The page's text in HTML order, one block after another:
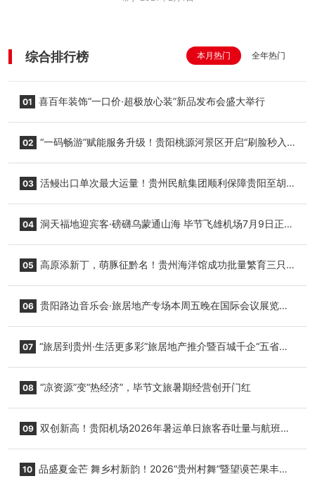
综合排行榜 本月热门 全年热门
01 喜百年装饰“一口价·超极放心装”新品发布会盛大举行
02 “一码畅游”赋能服务升级！贵阳桃源河景区开启“刷脸秒入
03 活鳗出口单次最大运量！贵州民航集团顺利保障贵阳至胡
04 洞天福地迎宾客·磅礴乌蒙通山海 毕节飞雄机场7月9日正式
05 高原添新丁，萌豚征黔名！贵州海洋馆成功批量繁育三只
06 贵阳路边音乐会·旅居地产专场本周五晚在国际会议展览中
07 “旅居到贵州·生活更多彩”旅居地产推介暨百城千企“五省
08 “凉资源”变“热经济”，毕节文旅暑期经营创开门红
09 双创新高！贵阳机场2026年暑运单日旅客吞吐量与航班起
10 品盛夏金芒 舞乡村新韵！2026“贵州村舞”暨望谟芒果丰收